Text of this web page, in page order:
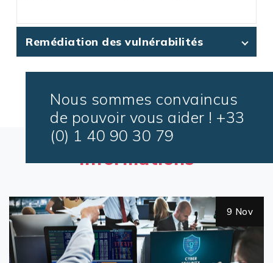
Remédiation des vulnérabilités
Nous sommes convaincus
de pouvoir vous aider ! +33
(0) 1 40 90 30 79
Lisez nos dernières
informations
9